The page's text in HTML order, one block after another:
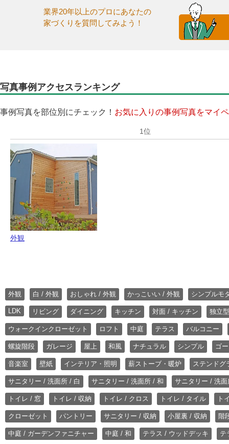
業界20年以上のプロにあなたの
家づくりを質問してみよう！
写真事例アクセスランキング
事例写真を部位別にチェック！ お気に入りの事例写真をマイ
外観
外観 白 / 外観 おしゃれ / 外観 かっこいい / 外観 シンプルモ
LDK リビング ダイニング キッチン 対面 / キッチン 独立
ウォークインクローゼット ロフト 中庭 テラス バルコニー
螺旋階段 ガレージ 屋上 和風 ナチュラル シンプル ゴ
音楽室 壁紙 インテリア・照明 薪ストーブ・暖炉 ステンドグ
サニタリー / 洗面所 / 白 サニタリー / 洗面所 / 和 サニタリー / 洗
トイレ / 窓 トイレ / 収納 トイレ / クロス トイレ / タイル ト
クローゼット パントリー サニタリー / 収納 小屋裏 / 収納 階
中庭 / ガーデンファニチャー 中庭 / 和 テラス / ウッドデッキ テ